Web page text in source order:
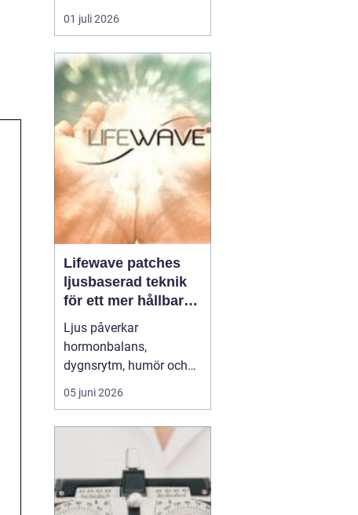
vardagsmotionärer för
att lindra värk, stelhet
hur fungerar dessa
krämer egentligen, vad
innehåller de och när
passar de b&...
01 juli 2026
Lifewave patches
ljusbaserad teknik
för ett mer hållbart
välbefinnande
Ljus påverkar
hormonbalans,
dygnsrytm, humör och
återhämtning. Under
senare år har en ny typ
gränslandet mellan
egen biologi:Lifewave
patches. De är små
05 juni 2026